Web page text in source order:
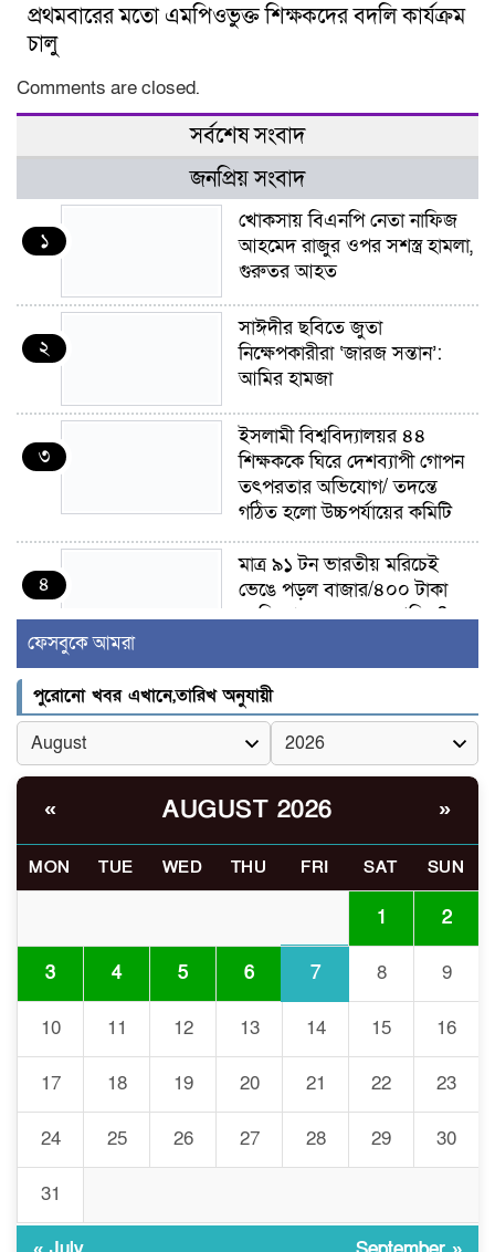
প্রথমবারের মতো এমপিওভুক্ত শিক্ষকদের বদলি কার্যক্রম
চালু
Comments are closed.
সর্বশেষ সংবাদ
জনপ্রিয় সংবাদ
১
খোকসায় বিএনপি নেতা নাফিজ
আহমেদ রাজুর ওপর সশস্ত্র হামলা,
গুরুতর আহত
২
সাঈদীর ছবিতে জুতা
নিক্ষেপকারীরা ‘জারজ সন্তান’:
আমির হামজা
৩
ইসলামী বিশ্ববিদ্যালয়র ৪৪
শিক্ষককে ঘিরে দেশব্যাপী গোপন
তৎপরতার অভিযোগ/ তদন্তে
গঠিত হলো উচ্চপর্যায়ের কমিটি
৪
মাত্র ৯১ টন ভারতীয় মরিচেই
ভেঙে পড়ল বাজার/৪০০ টাকা
কেজি দাম কে ধরে রেখেছিল?
৫
জুলাই আন্দোলন ছিল সম্মিলিত,
লক্ষ্য হওয়া উচিত ঐক্য ও
রাষ্ট্রগঠন
ভোরে ঝিনাইদহ সীমান্তে জটলা
দেখে বিএসএফের রাবার বুলেট,
চুয়াডাঙ্গা/ প্রথম স্ত্রীকে নিয়ে
মালয়েশিয়ায়, দ্বিতীয় স্ত্রী
বাড়ি
৮
শিক্ষকদের বদলি কার্যক্রম চালু
৯
বিশ্ববিদ্যালয় কি প্রস্তুত?
ইসলামী বিশ্ববিদ্যালয়ে
ফেসবুকে আমরা
পুরোনো খবর এখানে,তারিখ অনুযায়ী
« AUGUST 2026 »
MON TUE WED THU FRI SAT SUN
1 2
3 4 5 6 7 8 9
10 11 12 13 14 15 16
17 18 19 20 21 22 23
24 25 26 27 28 29 30
31